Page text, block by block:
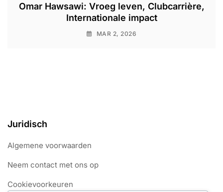
Omar Hawsawi: Vroeg leven, Clubcarrière,
Internationale impact
MAR 2, 2026
Juridisch
Algemene voorwaarden
Neem contact met ons op
Cookievoorkeuren